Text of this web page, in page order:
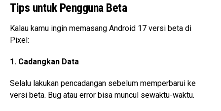
Tips untuk Pengguna Beta
Kalau kamu ingin memasang Android 17 versi beta di
Pixel:
1. Cadangkan Data
Selalu lakukan pencadangan sebelum memperbarui ke
versi beta. Bug atau error bisa muncul sewaktu-waktu.